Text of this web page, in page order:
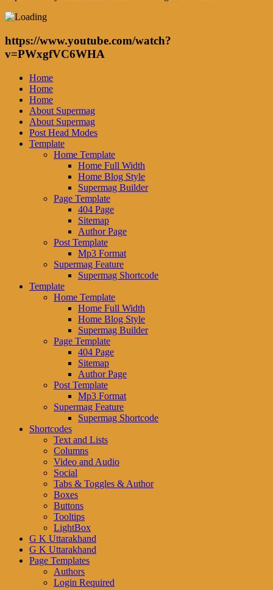
https://www.youtube.com/watch?
v=PWxgfVC6WHA
Home
Home
Home
About Supermag
About Supermag
Post Head Modes
Template
Home Template
Home Full Width
Home Blog Style
Supermag Builder
Page Template
404 Page
Sitemap
Author Page
Post Template
Mp3 Format
Supermag Feature
Supermag Shortcode
Template
Home Template
Home Full Width
Home Blog Style
Supermag Builder
Page Template
404 Page
Sitemap
Author Page
Post Template
Mp3 Format
Supermag Feature
Supermag Shortcode
Shortcodes
Text and Lists
Columns
Video and Audio
Social
Tabs & Toggles & Author
Boxes
Buttons
Tooltips
LightBox
G K Uttarakhand
G K Uttarakhand
Page Templates
Authors
Login Required